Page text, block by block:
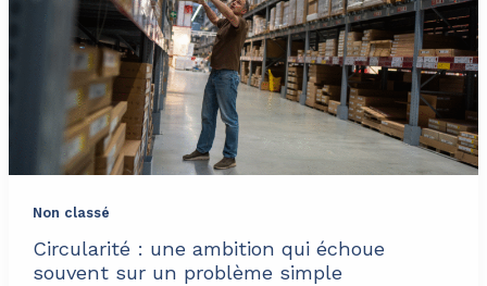
Non classé
Circularité : une ambition qui échoue
souvent sur un problème simple